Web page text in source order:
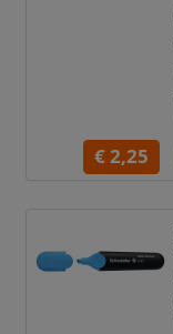
€ 2,25